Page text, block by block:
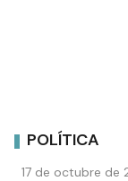
POLÍTICA
17 de octubre de